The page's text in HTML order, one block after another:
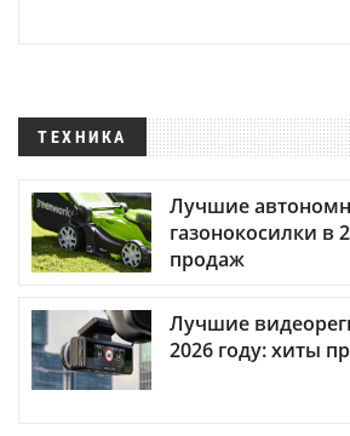
ТЕХНИКА
Лучшие
газонокосилки в
продаж
Лучшие
2026 году: хиты